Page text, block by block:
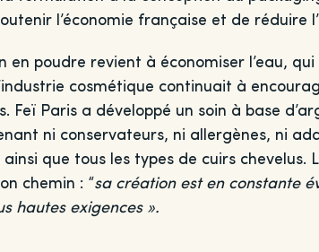
l’économie française et de réduire
en poudre revient à économiser l’eau,
cosmétique continuait à
Feï Paris a développé un soin à base
ni conservateurs, ni allergènes, ni
ainsi que tous les types de cuirs chevelus.
chemin : “sa création est en constante
hautes exigences ».